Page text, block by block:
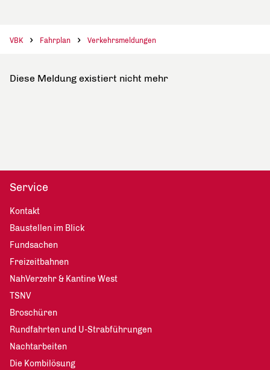
VBK Fahrplan Verkehrsmeldungen
Diese Meldung existiert nicht mehr
Service
Kontakt
Baustellen im Blick
Fundsachen
Freizeitbahnen
NahVerzehr & Kantine West
TSNV
Broschüren
Rundfahrten und U-Strabführungen
Nachtarbeiten
Die Kombilösung